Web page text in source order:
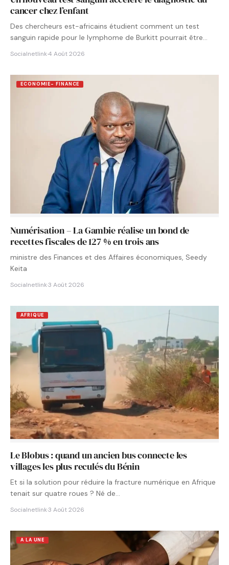
cancer chez l’enfant
Des chercheurs est-africains étudient comment un test
sanguin rapide pour le lymphome de Burkitt pourrait être
Socialnetlink·4 Août 2026
ECONOMIE- FINANCE
Numérisation – La Gambie réalise un bond de
recettes fiscales de 127 % en trois ans
ministre des Finances et des Affaires économiques, Seedy
Keita
Socialnetlink·3 Août 2026
AFRIQUE
Le Blobus : quand un ancien bus connecte les
villages les plus reculés du Bénin
Et si la solution pour réduire la fracture numérique en Afrique
tenait sur quatre roues ? Né de…
Socialnetlink·3 Août 2026
A LA UNE